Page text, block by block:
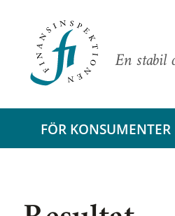
En stabil
FÖR KONSUMENTER